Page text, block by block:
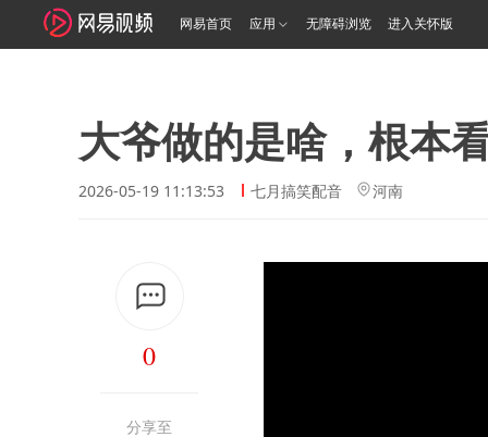
网易首页 应用 无障碍浏览 进入关怀版
大爷做的是啥，根本
2026-05-19 11:13:53 七月搞笑配音 河南
0
分享至